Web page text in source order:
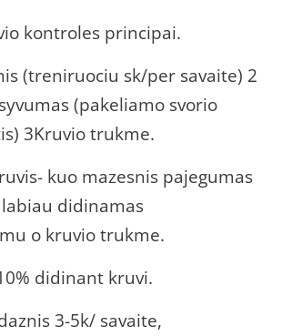
kontroles principai.
(treniruociu sk/per savaite) 2
(pakeliamo svorio
3Kruvio trukme.
kuo mazesnis pajegumas
didinamas
o kruvio trukme.
didinant kruvi.
3-5k/ savaite,